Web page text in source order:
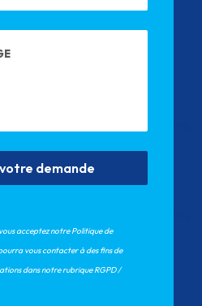
demande
acceptez notre Politique de
vous contacter à des fins de
dans notre rubrique RGPD /